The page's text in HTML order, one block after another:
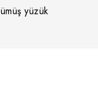
yüzük